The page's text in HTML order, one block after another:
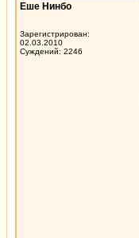
Еше Нинбо
Зарегистрирован:
02.03.2010
Суждений: 2246